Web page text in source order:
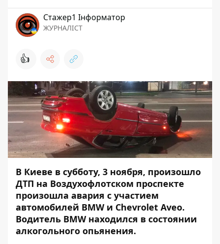
Стажер1 Інформатор
ЖУРНАЛІСТ
👍
В Киеве в субботу, 3 ноября, произошло
ДТП на Воздухофлотском проспекте
произошла авария с участием
автомобилей BMW и Chevrolet Aveo.
Водитель BMW находился в состоянии
алкогольного опьянения.